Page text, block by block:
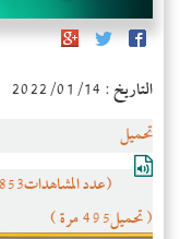
التاريخ : 2022/01/14
تحميل
(عدد المشاهدات2853 )
( تحميل495 مرة )